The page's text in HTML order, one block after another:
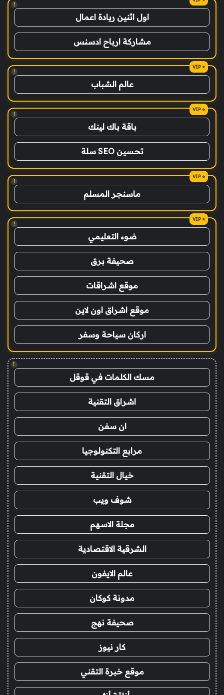
!
اول اثنين ريادة اعمال
مشاركة ارباح ادسنس
!
عالم الشباب
!
باقة باك لينك
تحسين SEO سلة
!
ماسنجر المسلم
!
ضوء التعليمي
صحيفة برق
موقع اشراقات
موقع اشراق اون لاين
اركان سياحة وسفر
!
مسك الكلمات في قوقل
اشراق التقنية
ان سفن
مرابع التكنولوجيا
خيال التقنية
شوف ويب
مجلة الاسهم
الشرقية الاقتصادية
عالم الايفون
مدونة كوكان
صحيفة نهج
كار نيوز
موقع خبرة التقني